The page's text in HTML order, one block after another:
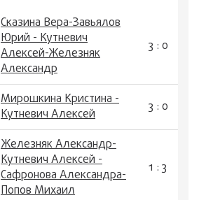
Сказина Вера-Завьялов
Юрий - Кутневич
Алексей-Железняк
Александр
3 : 0
Мирошкина Кристина -
Кутневич Алексей
3 : 0
Железняк Александр-
Кутневич Алексей -
Сафронова Александра-
Попов Михаил
1 : 3